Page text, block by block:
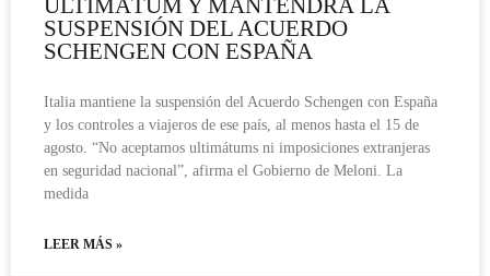
SUSPENSIÓN DEL ACUERDO
SCHENGEN CON ESPAÑA
Italia mantiene la suspensión del Acuerdo Schengen con España
y los controles a viajeros de ese país, al menos hasta el 15 de
agosto. “No aceptamos ultimátums ni imposiciones extranjeras
en seguridad nacional”, afirma el Gobierno de Meloni. La
medida
LEER MÁS »